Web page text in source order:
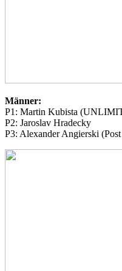
Männer:
P1: Martin Kubista
P2: Jaroslav Hradecky
P3: Alexander Angierski